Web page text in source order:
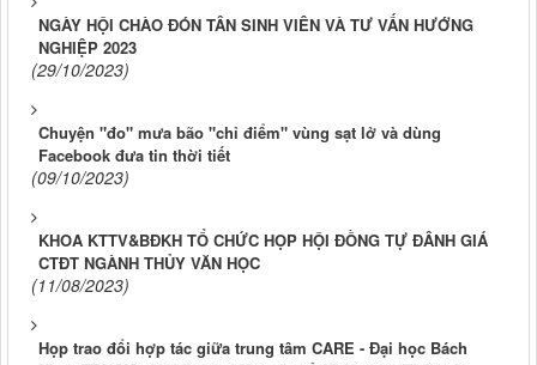
NGÀY HỘI CHÀO ĐÓN TÂN SINH VIÊN VÀ TƯ VẤN HƯỚNG
NGHIỆP 2023
(29/10/2023)
Chuyện "đo" mưa bão "chỉ điểm" vùng sạt lở và dùng
Facebook đưa tin thời tiết
(09/10/2023)
KHOA KTTV&BĐKH TỔ CHỨC HỌP HỘI ĐỒNG TỰ ĐÂNH GIÁ
CTĐT NGÀNH THỦY VĂN HỌC
(11/08/2023)
Họp trao đổi hợp tác giữa trung tâm CARE - Đại học Bách